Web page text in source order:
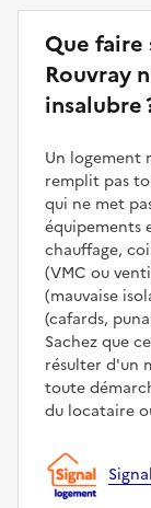
Que
Rouvray
insalubre
Un logement
remplit pas
qui ne met
équipements
chauffage,
(VMC ou
(mauvaise
(cafards,
Sachez que
résulter d'un
toute
du locataire